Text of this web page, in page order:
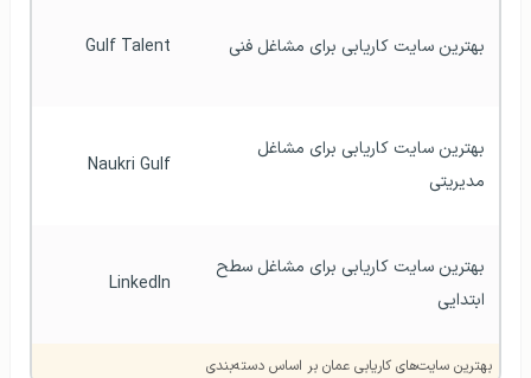
بهترین سایت کاریابی برای مشاغل فنی Gulf Talent
مدیریتی
Naukri Gulf
ابتدایی
LinkedIn
بهترین سایت‌های کاریابی عمان بر اساس دسته‌بندی